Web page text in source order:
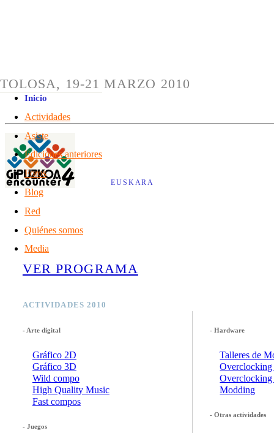
EUSKARA
TOLOSA, 19-21 MARZO 2010
VER PROGRAMA
ACTIVIDADES 2010
- Arte digital
Gráfico 2D
Gráfico 3D
Wild compo
High Quality Music
Fast compos
- Juegos
-Hardware
Talleres de
Overclocking
Modding
-Otras actividades
Inicio
Actividades
Asiste
Ediciones anteriores
Foros
Blog
Red
Quiénes somos
Media